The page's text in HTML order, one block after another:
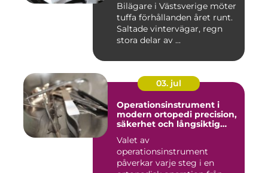
Bilägare i Västsverige möter
tuffa förhållanden året runt.
Saltade vintervägar, regn
stora delar av ...
03. jul
Operationsinstrument i
modern ortopedi precision,
säkerhet och långsiktig
Valet av
operationsinstrument
påverkar varje steg i en